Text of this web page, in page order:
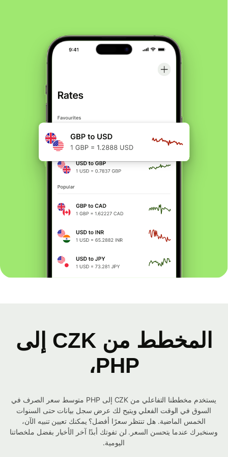
المخطط من CZK إلى
PHP،
يستخدم مخططنا التفاعلي من CZK إلى PHP متوسط ​​سعر الصرف في
السوق في الوقت الفعلي ويتيح لك عرض سجل بيانات حتى السنوات
الخمس الماضية. هل تنتظر سعرًا أفضل؟ يمكنك تعيين تنبيه الآن،
وسنخبرك عندما يتحسن السعر. لن تفوتك أبدًا آخر الأخبار بفضل ملخصاتنا
اليومية.